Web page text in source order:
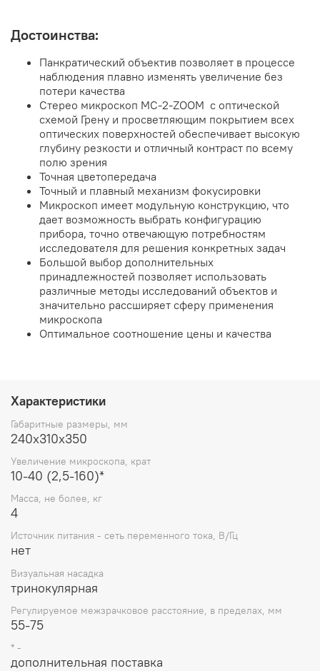
Достоинства:
Панкратический объектив позволяет в процессе
наблюдения плавно изменять увеличение без
потери качества
Стерео микроскоп МС-2-ZOOM с оптической
схемой Грену и просветляющим покрытием всех
оптических поверхностей обеспечивает высокую
глубину резкости и отличный контраст по всему
полю зрения
Точная цветопередача
Точный и плавный механизм фокусировки
Микроскоп имеет модульную конструкцию, что
дает возможность выбрать конфигурацию
прибора, точно отвечающую потребностям
исследователя для решения конкретных задач
Большой выбор дополнительных
принадлежностей позволяет использовать
различные методы исследований объектов и
значительно рассширяет сферу применения
микроскопа
Оптимальное соотношение цены и качества
Характеристики
Габаритные размеры, мм
240x310х350
Увеличение микроскопа, крат
10-40 (2,5-160)*
Масса, не более, кг
4
Источник питания - сеть переменного тока, В/Гц
нет
Визуальная насадка
тринокулярная
Регулируемое межзрачковое расстояние, в пределах, мм
55-75
* -
дополнительная поставка